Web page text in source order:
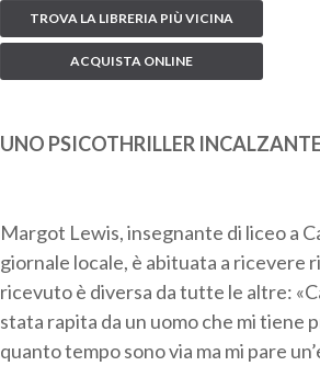
TROVA LA LIBRERIA PIÙ VICINA
ACQUISTA ONLINE
UNO PSICOTHRILLER
Margot Lewis, insegnante di liceo a
giornale locale, è abituata a ricevere
ricevuto è diversa da tutte le altre:
stata rapita da un uomo che mi tiene
quanto tempo sono via ma mi pare